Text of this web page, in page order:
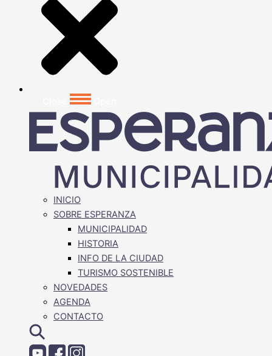
INICIO
SOBRE ESPERANZA
MUNICIPALIDAD
HISTORIA
INFO DE LA CIUDAD
TURISMO SOSTENIBLE
NOVEDADES
AGENDA
CONTACTO